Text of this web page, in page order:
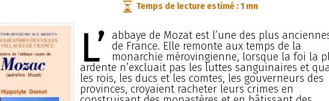
Temps de lecture estimé : 1 mn
L’
abbaye de Mozat est l’une des plus
de France. Elle remonte aux temps de la
monarchie mérovingienne, lorsque la foi la
ardente n’excluait pas les luttes sanguinaires et
les rois, les ducs et les comtes, les gouverneurs des
provinces, croyaient racheter leurs crimes en